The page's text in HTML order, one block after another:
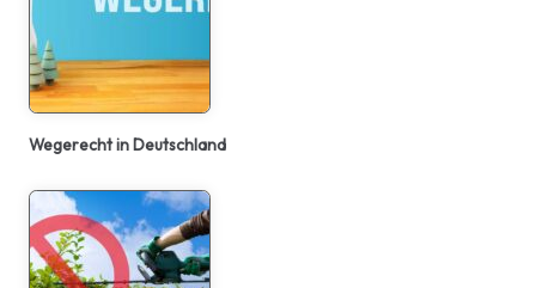
Wegerecht in Deutschland